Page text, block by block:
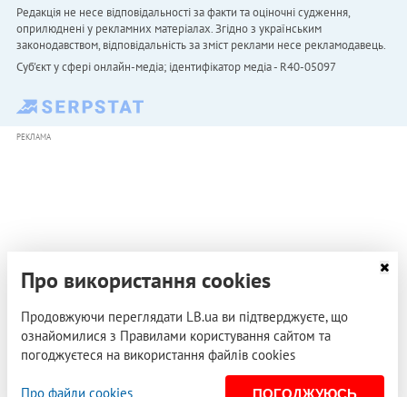
Редакція не несе відповідальності за факти та оціночні судження,
оприлюднені у рекламних матеріалах. Згідно з українським
законодавством, відповідальність за зміст реклами несе рекламодавець.
Cуб'єкт у сфері онлайн-медіа; ідентифікатор медіа - R40-05097
РЕКЛАМА
Про використання cookies
Продовжуючи переглядати LB.ua ви підтверджуєте, що
ознайомилися з Правилами користування сайтом та
погоджуєтеся на використання файлів cookies
Про файли cookies ПОГОДЖУЮСЬ